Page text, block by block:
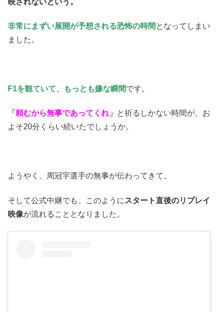
非常にまずい展開が予想される恐怖の時間 となってしまい
ました。
F1を観ていて、もっとも嫌な瞬間です。
「頼むから無事であってくれ」 と祈るしかない時間が、お
よそ20分くらい続いたでしょうか。
ようやく、周冠宇選手の無事が伝わってきて。
そして公式中継でも、このように スタート直後のリプレイ
映像が流れることとなりました。